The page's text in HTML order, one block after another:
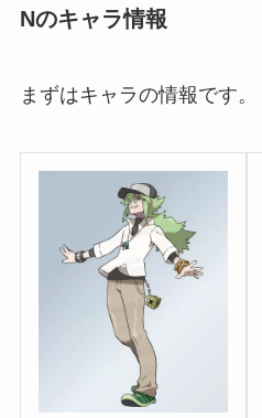
Nのキャラ情報
まずはキャラの情報です。